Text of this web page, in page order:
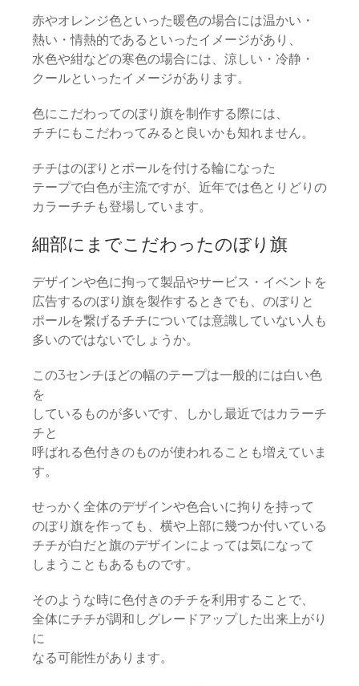
赤やオレンジ色といった暖色の場合には温かい・
熱い・情熱的であるといったイメージがあり、
水色や紺などの寒色の場合には、涼しい・冷静・
クールといったイメージがあります。
色にこだわってのぼり旗を制作する際には、
チチにもこだわってみると良いかも知れません。
チチはのぼりとポールを付ける輪になった
テープで白色が主流ですが、近年では色とりどりの
カラーチチも登場しています。
細部にまでこだわったのぼり旗
デザインや色に拘って製品やサービス・イベントを
広告するのぼり旗を製作するときでも、のぼりと
ポールを繋げるチチについては意識していない人も
多いのではないでしょうか。
この3センチほどの幅のテープは一般的には白い色
を
しているものが多いです、しかし最近ではカラーチ
チと
呼ばれる色付きのものが使われることも増えていま
す。
せっかく全体のデザインや色合いに拘りを持って
のぼり旗を作っても、横や上部に幾つか付いている
チチが白だと旗のデザインによっては気になって
しまうこともあるものです。
そのような時に色付きのチチを利用することで、
全体にチチが調和しグレードアップした出来上がり
に
なる可能性があります。